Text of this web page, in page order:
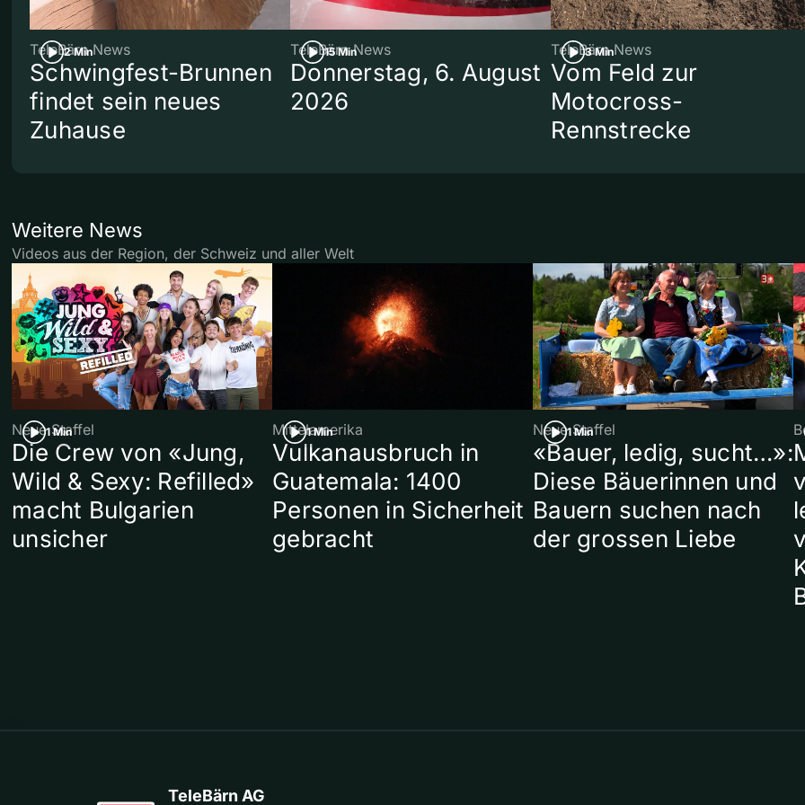
2 Min
TeleBärn News
Schwingfest-Brunnen
findet sein neues
Zuhause
15 Min
TeleBärn News
Donnerstag, 6. August
2026
3 Min
TeleBärn News
Vom Feld zur
Motocross-
Rennstrecke
Weitere News
Videos aus der Region, der Schweiz und aller Welt
1 Min
Neue Staffel
Die Crew von «Jung,
Wild & Sexy: Refilled»
macht Bulgarien
unsicher
1 Min
Mittelamerika
Vulkanausbruch in
Guatemala: 1400
Personen in Sicherheit
gebracht
1 Min
Neue Staffel
«Bauer, ledig, sucht…»:
Diese Bäuerinnen und
Bauern suchen nach
der grossen Liebe
TeleBärn AG